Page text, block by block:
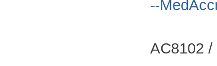
--
AC8102